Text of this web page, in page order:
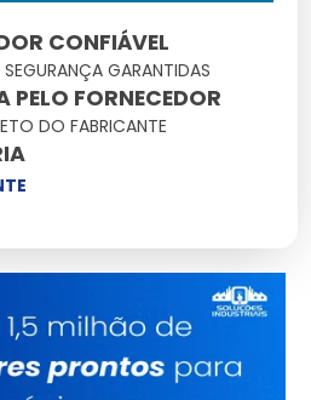
Principais
superfícies
para ambientes perfumados
CONFIÁVEL
GARANTIDAS
PELO FORNECEDOR
DO FABRICANTE